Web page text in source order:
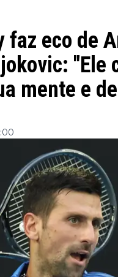
eco de
"Ele
mente e